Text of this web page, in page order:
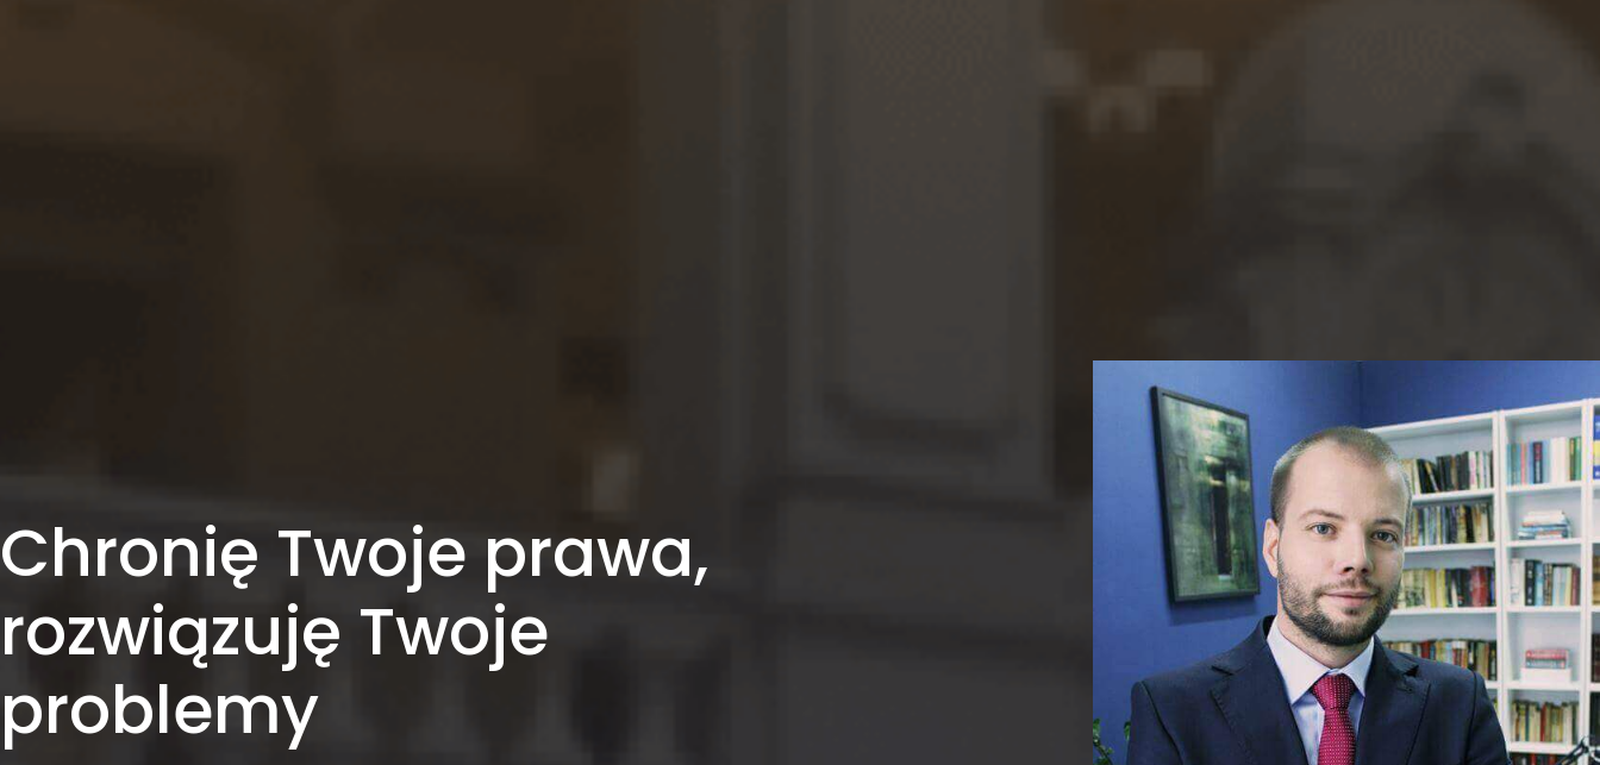
Chronię Twoje prawa,
rozwiązuję Twoje
problemy